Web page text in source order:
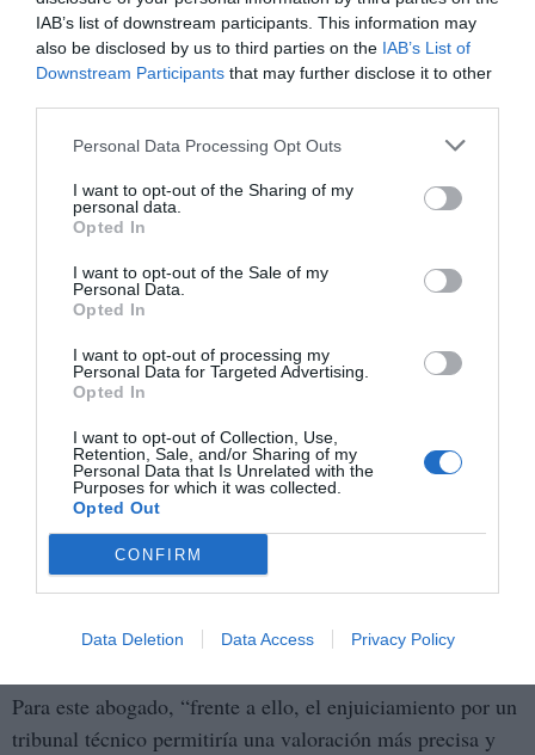
IAB’s list of downstream participants. This information may
also be disclosed by us to third parties on the IAB’s List of
Downstream Participants that may further disclose it to other
Personal Data Processing Opt Outs
I want to opt-out of the Sharing of my
personal data.
Opted In
I want to opt-out of the Sale of my
Personal Data.
Opted In
I want to opt-out of processing my
Personal Data for Targeted Advertising.
Opted In
I want to opt-out of Collection, Use,
Retention, Sale, and/or Sharing of my
Personal Data that Is Unrelated with the
Purposes for which it was collected.
Opted Out
CONFIRM
Data Deletion Data Access Privacy Policy
exige la apropiación de bienes muebles o activos
patrimoniales susceptibles de posesión. La imputación
vinculada al control de un software plantea problemas por
la naturaleza inmaterial del objeto y por la necesidad de
acreditar una obligación previa de restitución. Nos
intelectual, lo que dificulta su subsunción en el artículo
253 del Código Penal”, resalta.
Para Jorge Agüero “desde el punto de vista procesal, la
decisión de tramitar la causa por el procedimiento del
jurado se fundamenta en la presencia del delito de tráfico
de influencias y su conexidad con el resto. Sin embargo,
esta opción resulta discutible. El enjuiciamiento por un
jurado popular de cuestiones técnicas como la
delimitación de los elementos del tipo objetivo y subjetivo
puede ser perjudicial para la defensa de los investigados.
El jurado está compuesto por personas legas en Derecho, a
quienes estos conceptos pueden resultar especialmente
adecuada exposición por las defensas”.
Para este abogado, “frente a ello, el enjuiciamiento por un
tribunal técnico permitiría una valoración más precisa y